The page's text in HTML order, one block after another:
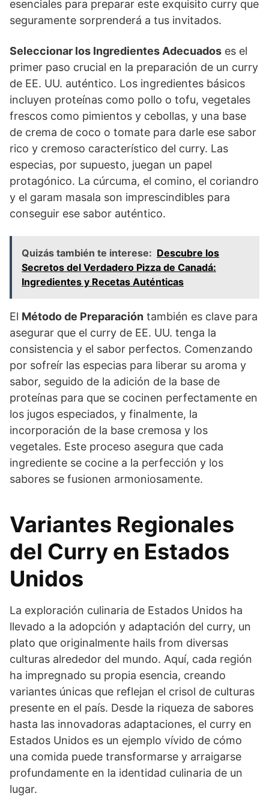
esenciales para preparar este exquisito curry que
seguramente sorprenderá a tus invitados.
Seleccionar los Ingredientes Adecuados es el
primer paso crucial en la preparación de un curry
de EE. UU. auténtico. Los ingredientes básicos
incluyen proteínas como pollo o tofu, vegetales
frescos como pimientos y cebollas, y una base
de crema de coco o tomate para darle ese sabor
rico y cremoso característico del curry. Las
especias, por supuesto, juegan un papel
protagónico. La cúrcuma, el comino, el coriandro
y el garam masala son imprescindibles para
conseguir ese sabor auténtico.
Quizás también te interese: Descubre los
Secretos del Verdadero Pizza de Canadá:
Ingredientes y Recetas Auténticas
El Método de Preparación también es clave para
asegurar que el curry de EE. UU. tenga la
consistencia y el sabor perfectos. Comenzando
por sofreír las especias para liberar su aroma y
sabor, seguido de la adición de la base de
proteínas para que se cocinen perfectamente en
los jugos especiados, y finalmente, la
incorporación de la base cremosa y los
vegetales. Este proceso asegura que cada
ingrediente se cocine a la perfección y los
sabores se fusionen armoniosamente.
Variantes Regionales
del Curry en Estados
Unidos
La exploración culinaria de Estados Unidos ha
llevado a la adopción y adaptación del curry, un
plato que originalmente hails from diversas
culturas alrededor del mundo. Aquí, cada región
ha impregnado su propia esencia, creando
variantes únicas que reflejan el crisol de culturas
presente en el país. Desde la riqueza de sabores
hasta las innovadoras adaptaciones, el curry en
Estados Unidos es un ejemplo vívido de cómo
una comida puede transformarse y arraigarse
profundamente en la identidad culinaria de un
lugar.